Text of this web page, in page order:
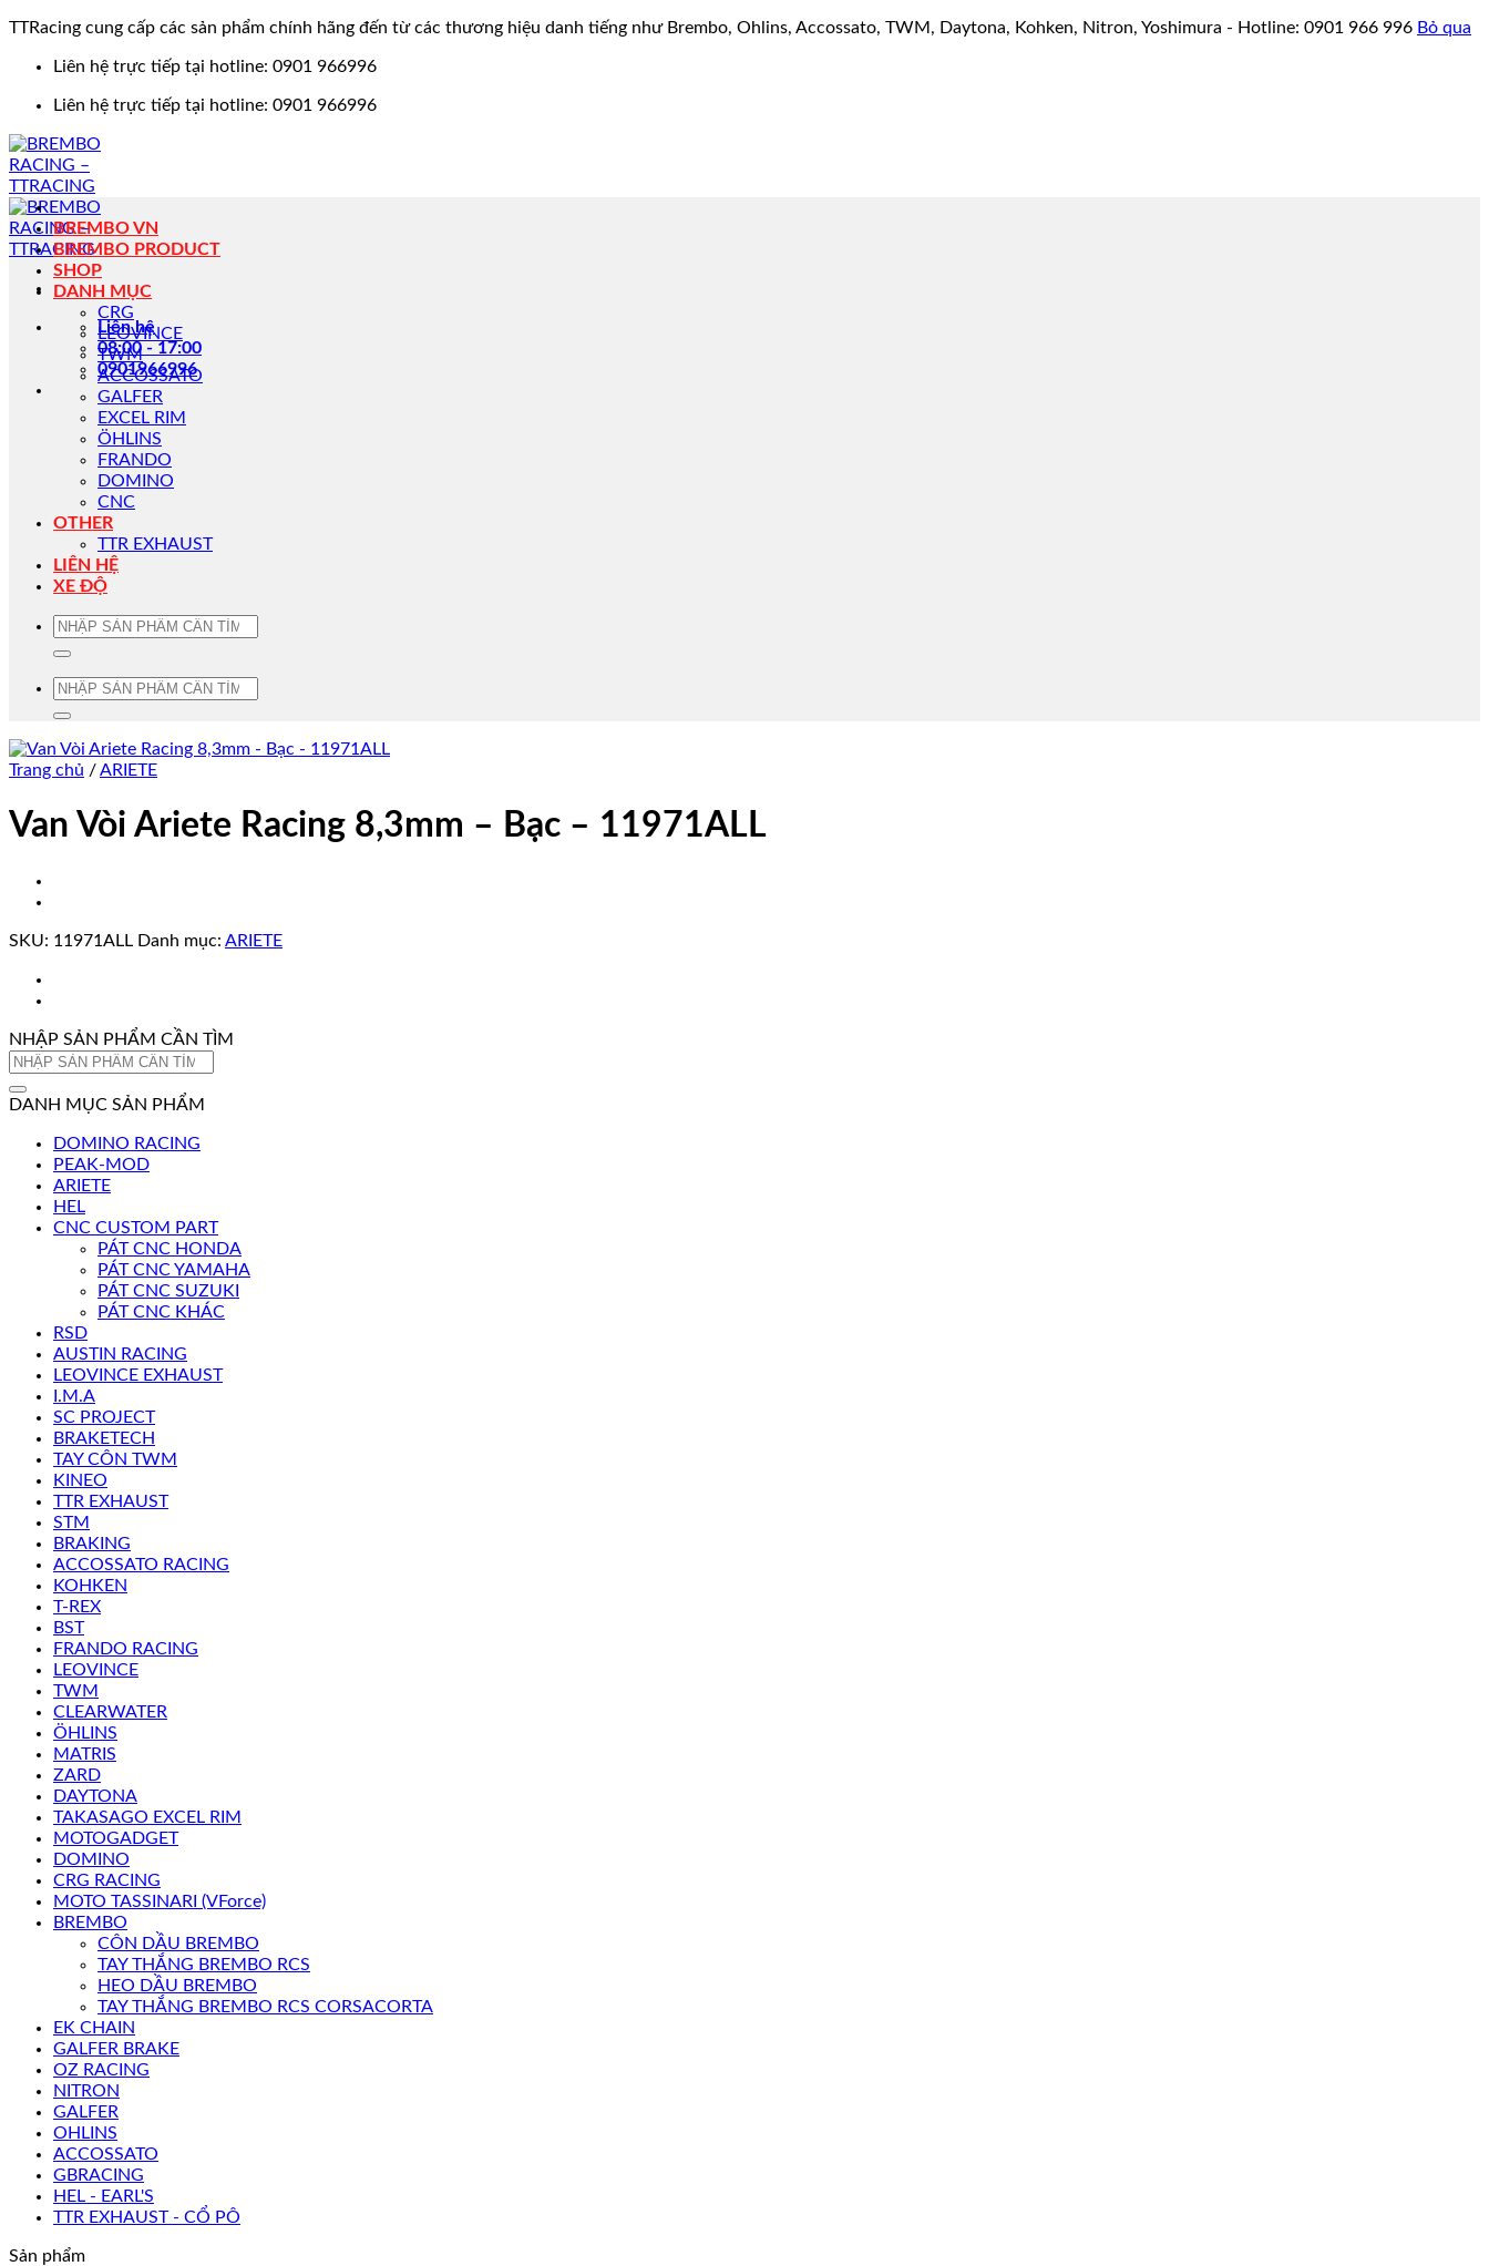
TTRacing cung cấp các sản phẩm chính hãng đến từ các thương hiệu danh tiếng như Brembo, Ohlins, Accossato, TWM, Daytona, Kohken, Nitron, Yoshimura - Hotline: 0901 966 996 Bỏ qua
Liên hệ trực tiếp tại hotline: 0901 966996
Liên hệ trực tiếp tại hotline: 0901 966996
Liên hệ
08:00 - 17:00
0901966996
BREMBO VN
BREMBO PRODUCT
SHOP
DANH MỤC
CRG
LEOVINCE
TWM
ACCOSSATO
GALFER
EXCEL RIM
ÖHLINS
FRANDO
DOMINO
CNC
OTHER
TTR EXHAUST
LIÊN HỆ
XE ĐỘ
Tìm
Tìm
Trang chủ /ARIETE
Van Vòi Ariete Racing 8,3mm – Bạc – 11971ALL
SKU: 11971ALL Danh mục: ARIETE
NHẬP SẢN PHẨM CẦN TÌM
Tìm
DANH MỤC SẢN PHẨM
DOMINO RACING
PEAK-MOD
ARIETE
HEL
CNC CUSTOM PART
PÁT CNC HONDA
PÁT CNC YAMAHA
PÁT CNC SUZUKI
PÁT CNC KHÁC
RSD
AUSTIN RACING
LEOVINCE EXHAUST
I.M.A
SC PROJECT
BRAKETECH
TAY CÔN TWM
KINEO
TTR EXHAUST
STM
BRAKING
ACCOSSATO RACING
KOHKEN
T-REX
BST
FRANDO RACING
LEOVINCE
TWM
CLEARWATER
ÖHLINS
MATRIS
ZARD
DAYTONA
TAKASAGO EXCEL RIM
MOTOGADGET
DOMINO
CRG RACING
MOTO TASSINARI (VForce)
BREMBO
CÔN DẦU BREMBO
TAY THẮNG BREMBO RCS
HEO DẦU BREMBO
TAY THẮNG BREMBO RCS CORSACORTA
EK CHAIN
GALFER BRAKE
OZ RACING
NITRON
GALFER
OHLINS
ACCOSSATO
GBRACING
HEL - EARL'S
TTR EXHAUST - CỔ PÔ
Sản phẩm